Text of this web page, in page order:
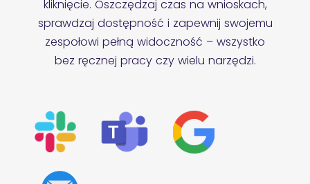
kliknięcie. Oszczędzaj czas na wnioskach,
sprawdzaj dostępność i zapewnij swojemu
zespołowi pełną widoczność – wszystko
bez ręcznej pracy czy wielu narzędzi.